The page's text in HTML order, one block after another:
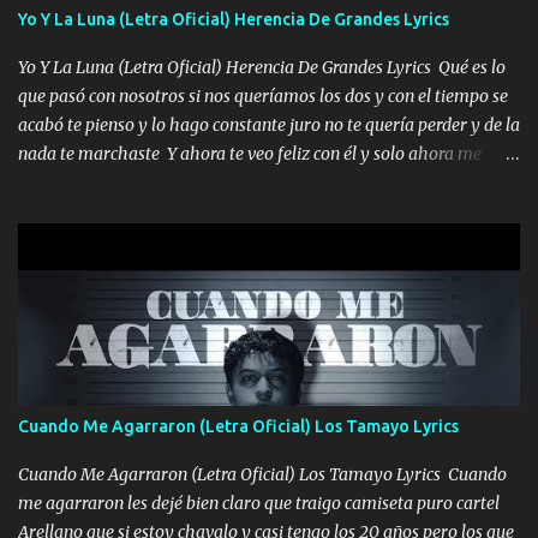
diamante lo que me cuelgan en el cuello (Chorus) Y cuando
Un gallardo me prendo Para agarrar el vuelo y la mente y
tranquilizando Tomense un buen trago Y así es como empezamos
los versos que voy cantando (Music) A vido alta y bajas La carreta
se atora Pero nunca le aflojamos Ya me han pasado cosas Y
Yo Y La Luna (Letra Oficial) Herencia De Grandes Lyrics
Yo Y La Luna (Letra Oficial) Herencia De Grandes Lyrics Qué es lo
que pasó con nosotros si nos queríamos los dos y con el tiempo se
acabó te pienso y lo hago constante juro no te quería perder y de la
nada te marchaste Y ahora te veo feliz con él y solo ahora me
pero eso ya no va a pasar me perderé en la soledad Porque me
mirabas bonito si yo no fui el final feliz el final fue triste pa mí Y
duele no tenerte aquí sabiendo que moría por ti yo y la luna
cantamos y por ti nos embriagamos Quién sabe qué será de mí si
contigo fui muy feliz a lo mejor no lloró pero muy en el fondo te
adoro
Cuando Me Agarraron (Letra Oficial) Los Tamayo Lyrics
Cuando Me Agarraron (Letra Oficial) Los Tamayo Lyrics Cuando
me agarraron les dejé bien claro que traigo camiseta puro cartel
Arellano que si estoy chavalo y casi tengo los 20 años pero los que